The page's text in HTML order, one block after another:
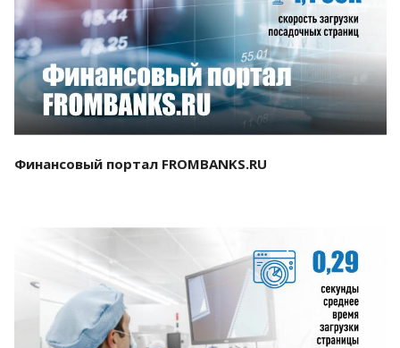
Смотреть проект
Финансовый портал FROMBANKS.RU